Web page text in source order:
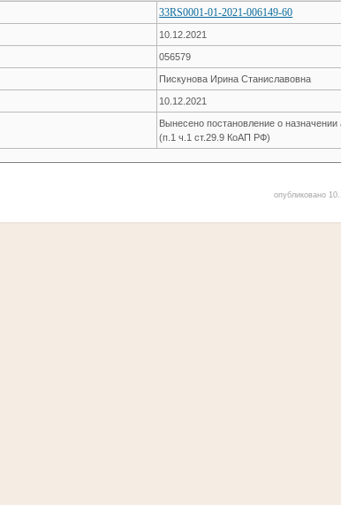
33RS0001-01-2021-006149-60
10.12.2021
056579
Пискунова Ирина Станиславовна
10.12.2021
Вынесено постановление о назначении
(п.1 ч.1 ст.29.9 КоАП РФ)
опубликовано